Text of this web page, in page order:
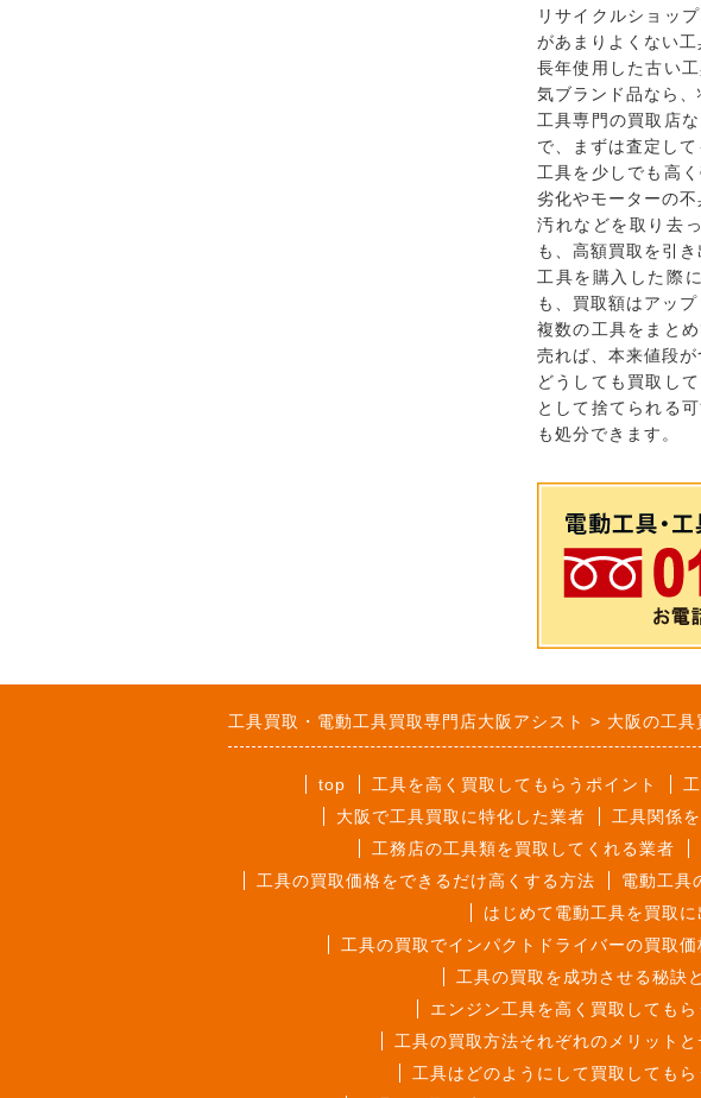
リサイクルショッ
があまりよくない
長年使用した古い
気ブランド品なら
工具専門の買取店
で、まずは査定して
工具を少しでも高
劣化やモーターの
汚れなどを取り去
も、高額買取を引
工具を購入した際
も、買取額はアップ
複数の工具をまと
売れば、本来値段
どうしても買取し
として捨てられる
も処分できます。
工具買取・電動工具買取専門店大阪アシスト 大阪の工具
top 工具を高く買取してもらうポイント
大阪で工具買取に特化した業者
工具関係
工務店の工具類を買取してくれる業者
工具の買取価格をできるだけ高くする方法
電動工具
はじめて電動工具を買取
工具の買取でインパクトドライバーの買取
工具の買取を成功させる秘訣
エンジン工具を高く買取しても
工具の買取方法それぞれのメリット
工具はどのようにして買取しても